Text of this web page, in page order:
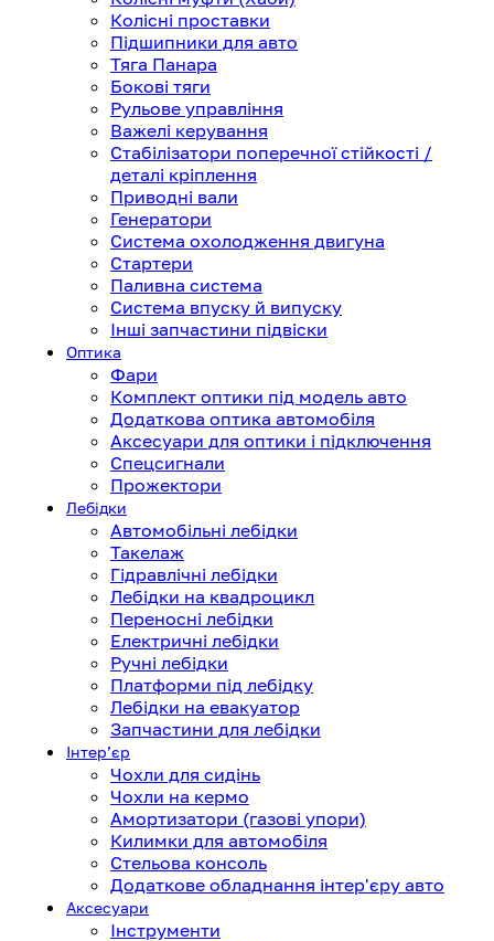
Колісні проставки
Підшипники для авто
Тяга Панара
Бокові тяги
Рульове управління
Важелі керування
Стабілізатори поперечної стійкості /
деталі кріплення
Приводні вали
Генератори
Система охолодження двигуна
Стартери
Паливна система
Система впуску й випуску
Інші запчастини підвіски
Оптика
Фари
Комплект оптики під модель авто
Додаткова оптика автомобіля
Аксесуари для оптики і підключення
Спецсигнали
Прожектори
Лебідки
Автомобільні лебідки
Такелаж
Гідравлічні лебідки
Лебідки на квадроцикл
Переносні лебідки
Електричні лебідки
Ручні лебідки
Платформи під лебідку
Лебідки на евакуатор
Запчастини для лебідки
Інтерʼєр
Чохли для сидінь
Чохли на кермо
Амортизатори (газові упори)
Килимки для автомобіля
Стельова консоль
Додаткове обладнання інтер'єру авто
Аксесуари
Інструменти